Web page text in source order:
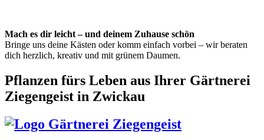
Mach es dir leicht – und deinem Zuhause schön
Bringe uns deine Kästen oder komm einfach vorbei – wir beraten
dich herzlich, kreativ und mit grünem Daumen.
Pflanzen fürs Leben aus Ihrer Gärtnerei
Ziegengeist in Zwickau